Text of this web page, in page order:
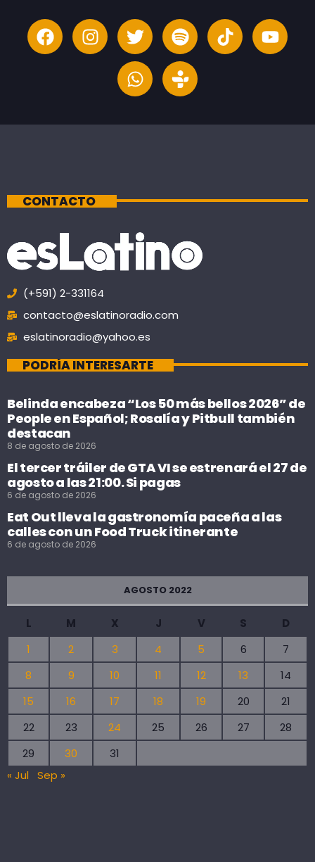
CONTACTO
(+591) 2-331164
contacto@eslatinoradio.com
eslatinoradio@yahoo.es
PODRÍA INTERESARTE
Belinda encabeza “Los 50 más bellos 2026” de
People en Español; Rosalía y Pitbull también
destacan
8 de agosto de 2026
El tercer tráiler de GTA VI se estrenará el 27 de
agosto a las 21:00. Si pagas
6 de agosto de 2026
Eat Out lleva la gastronomía paceña a las
calles con un Food Truck itinerante
6 de agosto de 2026
AGOSTO 2022
L M X J V S
D
1
2 3 4 5 6
7
8
9 10 11 12 13
14
15
16 17 18 19 20
21
22
23 24 25 26 27
28
29
30
31
« Jul
Sep »